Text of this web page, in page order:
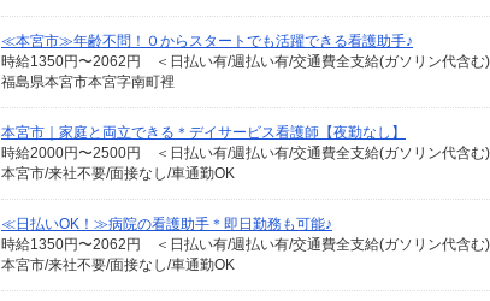
≪本宮市≫年齢不問！０からスタートでも活躍できる看護助手♪
時給1350円〜2062円 ＜日払い有/週払い有/交通費全支給(ガソリン代含む)
福島県本宮市本宮字南町裡
本宮市｜家庭と両立できる＊デイサービス看護師【夜勤なし】
時給2000円〜2500円 ＜日払い有/週払い有/交通費全支給(ガソリン代含む)
本宮市/来社不要/面接なし/車通勤OK
≪日払いOK！≫病院の看護助手＊即日勤務も可能♪
時給1350円〜2062円 ＜日払い有/週払い有/交通費全支給(ガソリン代含む)
本宮市/来社不要/面接なし/車通勤OK